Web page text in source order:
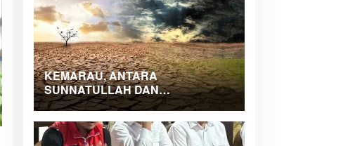
KEMARAU, ANTARA
SUNNATULLAH DAN
MUHASABAH